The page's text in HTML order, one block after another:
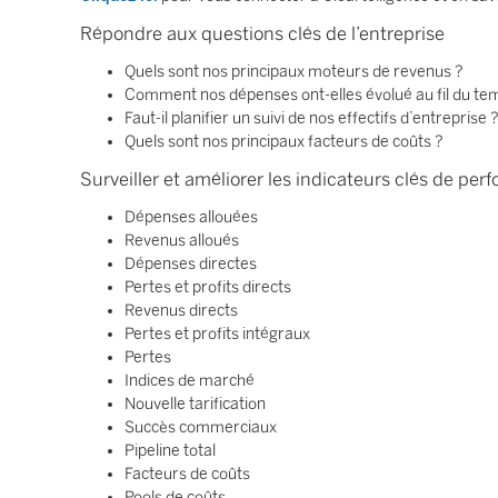
Répondre aux questions clés de l’entreprise
Quels sont nos principaux moteurs de revenus ?
Comment nos dépenses ont-elles évolué au fil du
Faut-il planifier un suivi de nos effectifs d’entreprise ?
Quels sont nos principaux facteurs de coûts ?
Surveiller et améliorer les indicateurs clés de
Dépenses allouées
Revenus alloués
Dépenses directes
Pertes et profits directs
Revenus directs
Pertes et profits intégraux
Pertes
Indices de marché
Nouvelle tarification
Succès commerciaux
Pipeline total
Facteurs de coûts